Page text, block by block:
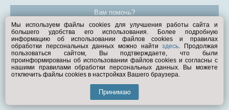
Вам помочь?
© Exist.ru 1998—2026
Мы используем файлы cookies для улучшения работы сайта и
большего удобства его использования. Более подробную
информацию об использовании файлов cookies и правилах
обработки персональных данных можно найтиздесь. Продолжая
пользоваться сайтом, Вы подтверждаете, что были
проинформированы об использовании файлов cookies и согласны с
нашими правилами обработки персональных данных. Вы можете
отключить файлы cookies в настройках Вашего браузера.
Принимаю